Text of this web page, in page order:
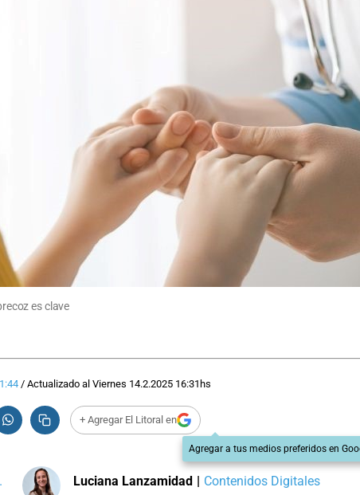
es clave
/ Actualizado al Viernes 14.2.2025 16:31hs
+ Agregar El Litoral en
Agregar a tus medios preferidos en
Luciana Lanzamidad | Contenidos Digitales